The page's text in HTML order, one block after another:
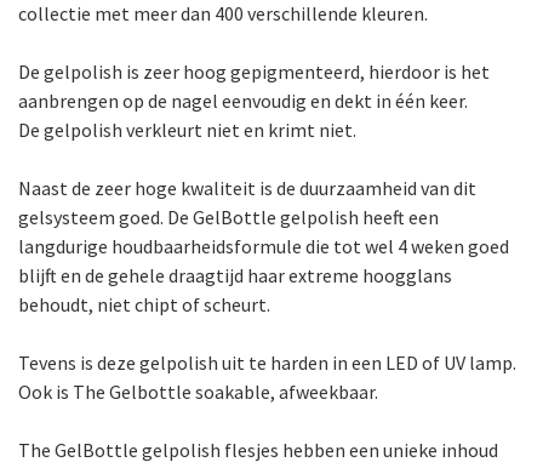
collectie met meer dan 400 verschillende kleuren.
De gelpolish is zeer hoog gepigmenteerd, hierdoor is het
aanbrengen op de nagel eenvoudig en dekt in één keer.
De gelpolish verkleurt niet en krimt niet.
Naast de zeer hoge kwaliteit is de duurzaamheid van dit
gelsysteem goed. De GelBottle gelpolish heeft een
langdurige houdbaarheidsformule die tot wel 4 weken goed
blijft en de gehele draagtijd haar extreme hoogglans
behoudt, niet chipt of scheurt.
Tevens is deze gelpolish uit te harden in een LED of UV lamp.
Ook is The Gelbottle soakable, afweekbaar.
The GelBottle gelpolish flesjes hebben een unieke inhoud